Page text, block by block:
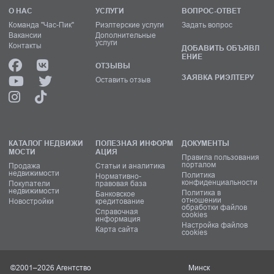
О НАС
Команда "Час-Пик"
Вакансии
Контакты
УСЛУГИ
Риэлтерские услуги
Дополнительные
услуги
ОТЗЫВЫ
Оставить отзыв
ВОПРОС-ОТВЕТ
Задать вопрос
ДОБАВИТЬ ОБЪЯВЛ
ЕНИЕ
ЗАЯВКА РИЭЛТЕРУ
КАТАЛОГ НЕДВИЖИ
МОСТИ
Продажа
недвижимости
Покупатели
недвижимости
Новостройки
ПОЛЕЗНАЯ ИНФОРМ
АЦИЯ
Статьи и аналитика
Нормативно-
правовая база
Банковское
кредитование
Справочная
информация
Карта сайта
ДОКУМЕНТЫ
Правила пользования
порталом
Политика
конфиденциальности
Политика в
отношении
обработки файлов
cookies
Настройка файлов
cookies
©2001–2026 Агентство
Минск